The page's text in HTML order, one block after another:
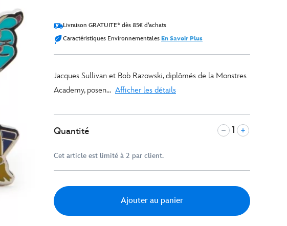
Livraison GRATUITE* dès 85€ d’achats
Caractéristiques Environnementales En Savoir Plus
Jacques Sullivan et Bob Razowski, diplômés de la Monstres
Academy, posen... Afficher les détails
Quantité
Cet article est limité à 2 par client.
Ajouter au panier